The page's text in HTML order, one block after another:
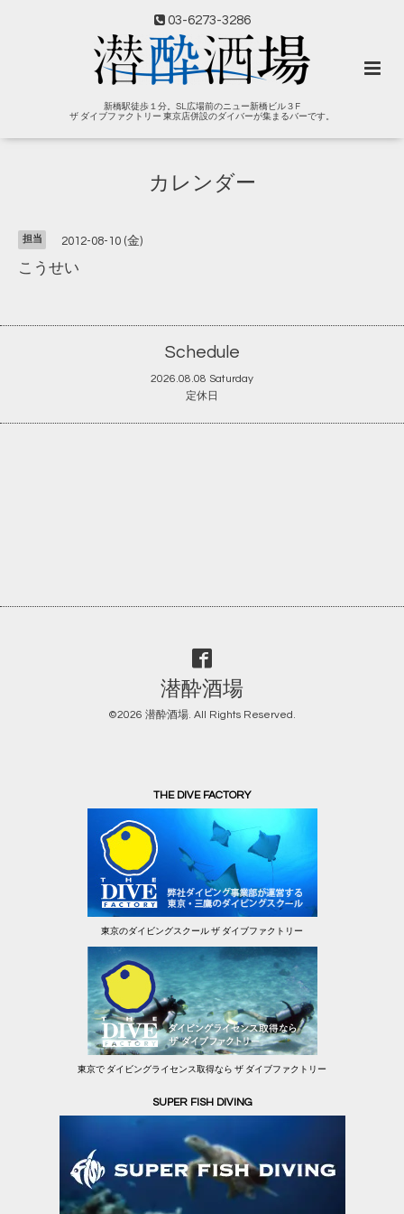
03-6273-3286
新橋駅徒歩１分。SL広場前のニュー新橋ビル３F
ザ ダイブファクトリー 東京店併設のダイバーが集まるバーです。
カレンダー
担当 2012-08-10 (金)
こうせい
Schedule
2026.08.08 Saturday
定休日
潜酔酒場
©2026 潜酔酒場. All Rights Reserved.
THE DIVE FACTORY
東京のダイビングスクール ザ ダイブファクトリー
東京で ダイビングライセンス取得なら ザ ダイブファクトリー
SUPER FISH DIVING